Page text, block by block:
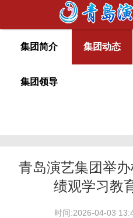
集团简介 集团动态
集团领导
青岛演艺集团举
绩观学习教
时间:2026-04-03